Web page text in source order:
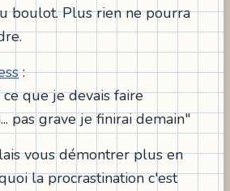
boulot. Plus rien ne pourra
:
ce que je devais faire
pas grave je finirai demain"
vous démontrer plus en
la procrastination c'est